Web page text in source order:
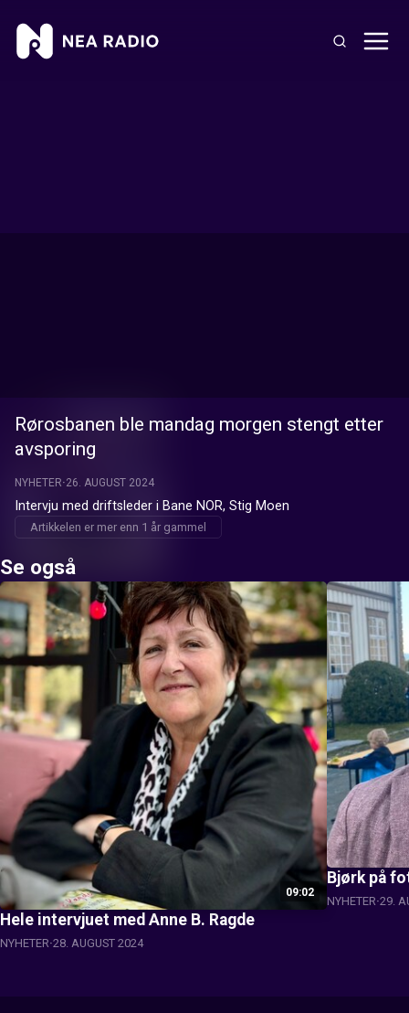
Rørosbanen ble mandag morgen stengt etter
avsporing
NYHETER 26. AUGUST 2024
Intervju med driftsleder i Bane NOR, Stig Moen
Artikkelen er mer enn 1 år gammel
Se også
09:02
Hele intervjuet med Anne B. Ragde
NYHETER 28. AUGUST 2024
Bjørk på
NYHETER 29.